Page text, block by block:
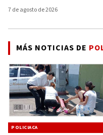
7 de agosto de 2026
MÁS NOTICIAS DE
POLICIACA